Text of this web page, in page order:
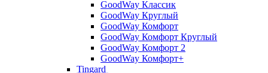
GoodWay Классик
GoodWay Круглый
GoodWay Комфорт
GoodWay Комфорт Круглый
GoodWay Комфорт 2
GoodWay Комфорт+
Tingard